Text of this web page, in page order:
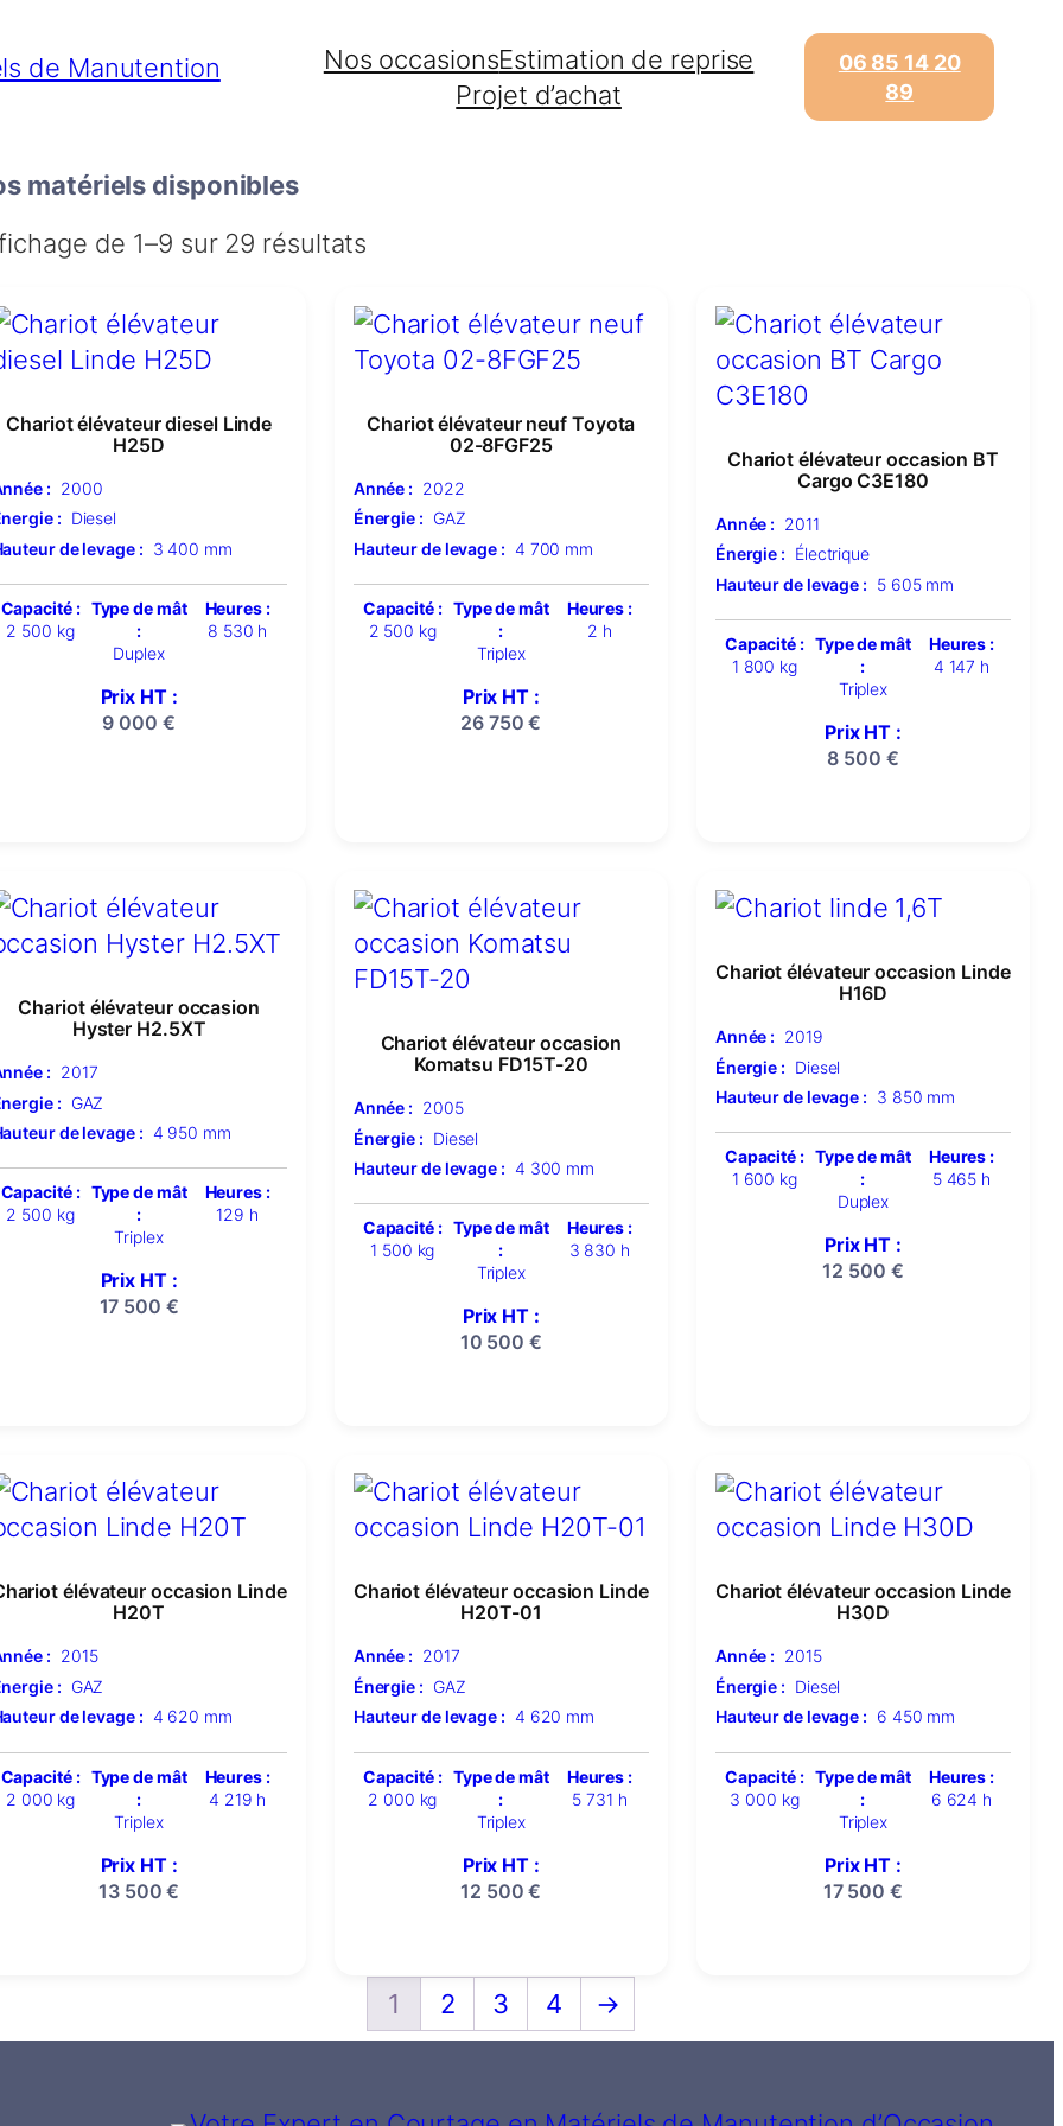
Nos occasionsEstimation de reprise
Projet d’achat
06 85 14 20
89
matériels disponibles
de 1–9 sur 29 résultats
Chariot élévateur diesel Linde
H25D
: 2000
: Diesel
de levage : 3 400 mm
Capacité :
2 500 kg
Type de mât
:
Duplex
Heures :
8 530 h
Prix HT :
9 000 €
Chariot élévateur neuf Toyota
02-8FGF25
Année : 2022
Énergie : GAZ
Hauteur de levage : 4 700 mm
Capacité :
2 500 kg
Type de mât
:
Triplex
Heures :
2 h
Prix HT :
26 750€
Chariot élévateur occasion BT
Cargo C3E180
Année : 2011
Énergie : Électrique
Hauteur de levage : 5 605 mm
Capacité :
1 800 kg
Type de mât
:
Triplex
Heures :
4 147 h
Prix HT :
8 500 €
Chariot élévateur occasion
Hyster H2.5XT
: 2017
: GAZ
de levage : 4 950 mm
Capacité :
2 500 kg
Type de mât
:
Triplex
Heures :
129 h
Prix HT :
17 500 €
Chariot élévateur occasion
Komatsu FD15T-20
Année : 2005
Énergie : Diesel
Hauteur de levage : 4 300 mm
Capacité :
1 500 kg
Type de mât
:
Triplex
Heures :
3 830 h
Prix HT :
10 500 €
Chariot élévateur occasion Linde
H16D
Année : 2019
Énergie : Diesel
Hauteur de levage : 3 850 mm
Capacité :
1 600 kg
Type de mât
:
Duplex
Heures :
5 465 h
Prix HT :
12 500 €
élévateur occasion Linde
H20T
: 2015
: GAZ
de levage : 4 620 mm
Capacité :
2 000 kg
Type de mât
:
Triplex
Heures :
4 219 h
Prix HT :
13 500€
Chariot élévateur occasion Linde
H20T-01
Année : 2017
Énergie : GAZ
Hauteur de levage : 4 620 mm
Capacité :
2 000 kg
Type de mât
:
Triplex
Heures :
5 731 h
Prix HT :
12 500€
Chariot élévateur occasion Linde
H30D
Année : 2015
Énergie : Diesel
Hauteur de levage : 6 450 mm
Capacité :
3 000 kg
Type de mât
:
Triplex
Heures :
6 624 h
Prix HT :
17 500€
1 2 3 4 →